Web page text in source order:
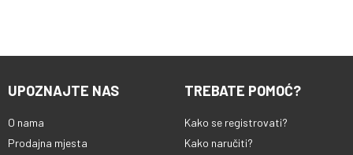
UPOZNAJTE NAS
O nama
Prodajna mjesta
TREBATE POMOĆ?
Kako se registrovati?
Kako naručiti?